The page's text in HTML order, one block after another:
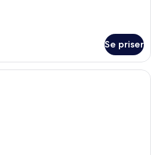
Se priser
Familierom | Minibar, safe på